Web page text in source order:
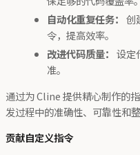
自动化重复任务： 创
令，提高效率。
改进代码质量： 设定
准。
通过为 Cline 提供精心制作的
发过程中的准确性、可靠性和整
贡献自定义指令